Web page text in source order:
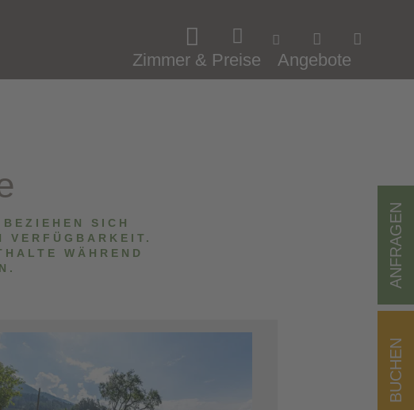
BUCHEN
ANFRAGEN
Zimmer & Preise Angebote
SICH
VERFÜGBARKEIT.
WÄHREND